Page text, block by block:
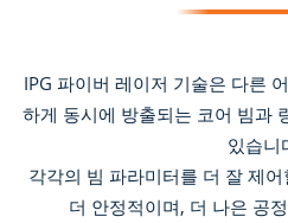
IPG 파이버 레이저 기술은 다른
하게 동시에 방출되는 코어 빔과
있습니
각각의 빔 파라미터를 더 잘 제
더 안정적이며, 더 나은 공